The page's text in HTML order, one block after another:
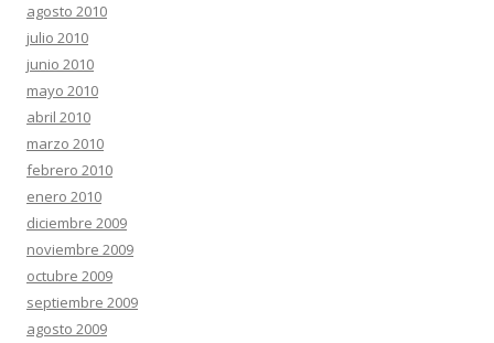
agosto 2010
julio 2010
junio 2010
mayo 2010
abril 2010
marzo 2010
febrero 2010
enero 2010
diciembre 2009
noviembre 2009
octubre 2009
septiembre 2009
agosto 2009